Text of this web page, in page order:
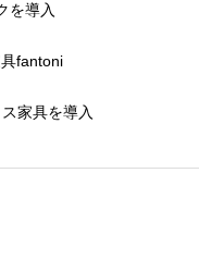
を導入
fantoni
家具を導入